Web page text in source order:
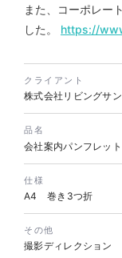
#レスポンシブWebデザイ
株式会社三共様 さん
んぬいぐるみ
イラスト・キャラクター
#イラスト
#ぬいぐるみ
また、コーポレー
した。 https://
クライアント
株式会社リビングサ
品名
会社案内パンフレット
仕様
A4 巻き3つ折
その他
撮影ディレクション